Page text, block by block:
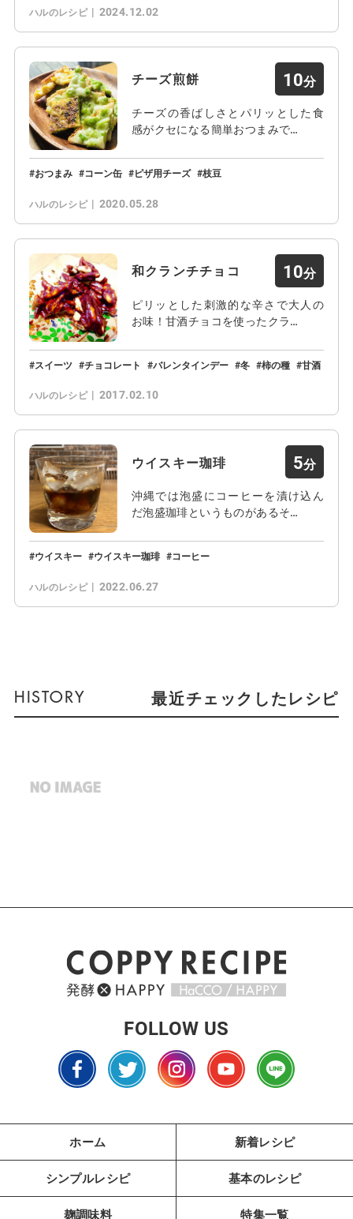
ハルのレシピ 2024.12.02
チーズ煎餅 10
チーズの香ばしさとパリッとした食
感がクセになる簡単おつまみで…
おつまみ コーン缶 ピザ用チーズ 枝豆
ハルのレシピ 2020.05.28
和クランチチョコ 10
ピリッとした刺激的な辛さで大人の
お味！甘酒チョコを使ったクラ…
スイーツ チョコレート バレンタインデー 冬 柿の種 甘酒
ハルのレシピ 2017.02.10
ウイスキー珈琲 5
沖縄では泡盛にコーヒーを漬け込ん
だ泡盛珈琲というものがあるそ…
ウイスキー ウイスキー珈琲 コーヒー
ハルのレシピ 2022.06.27
最近チェックしたレシピ
FOLLOW US
ホーム 新着レシピ
シンプルレシピ 基本のレシピ
麹調味料 特集一覧